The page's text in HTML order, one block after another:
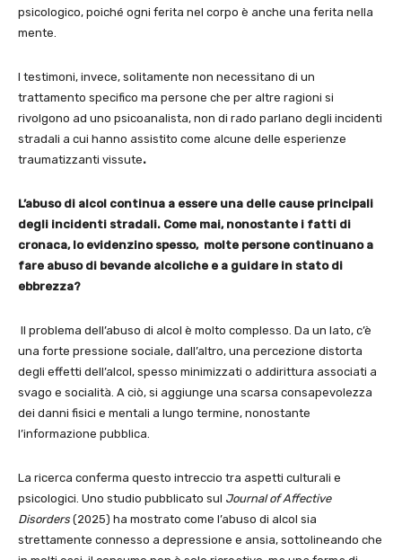
psicologico, poiché ogni ferita nel corpo è anche una ferita nella
mente.
I testimoni, invece, solitamente non necessitano di un
trattamento specifico ma persone che per altre ragioni si
rivolgono ad uno psicoanalista, non di rado parlano degli incidenti
stradali a cui hanno assistito come alcune delle esperienze
traumatizzanti vissute.
L’abuso di alcol continua a essere una delle cause principali
degli incidenti stradali. Come mai, nonostante i fatti di
cronaca, lo evidenzino spesso, molte persone continuano a
fare abuso di bevande alcoliche e a guidare in stato di
ebbrezza?
Il problema dell’abuso di alcol è molto complesso. Da un lato, c’è
una forte pressione sociale, dall’altro, una percezione distorta
degli effetti dell’alcol, spesso minimizzati o addirittura associati a
svago e socialità. A ciò, si aggiunge una scarsa consapevolezza
dei danni fisici e mentali a lungo termine, nonostante
l’informazione pubblica.
La ricerca conferma questo intreccio tra aspetti culturali e
psicologici. Uno studio pubblicato sul Journal of Affective
Disorders (2025) ha mostrato come l’abuso di alcol sia
strettamente connesso a depressione e ansia, sottolineando che